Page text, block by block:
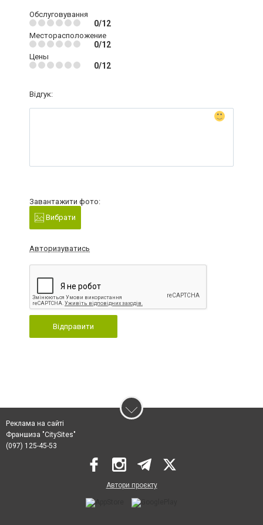
Обслуговування
0/12
Месторасположение
0/12
Цены
0/12
Відгук:
Завантажити фото:
Вибрати
Авторизуватись
Відправити
Реклама на сайті
Франшиза "CitySites"
(097) 125-45-53
Автори проєкту